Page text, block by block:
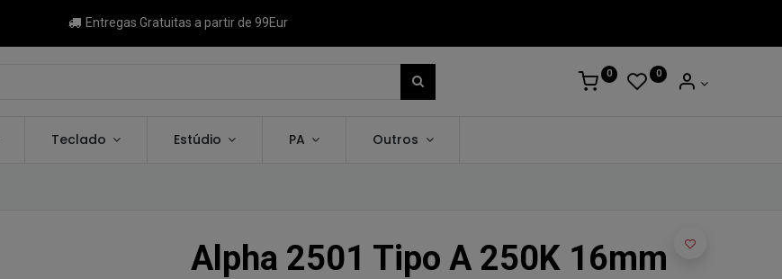
Entregas Gratuitas a partir de 99Eur
0 0
Teclado Estúdio PA Outros
Alpha 2501 Tipo A 250K 16mm